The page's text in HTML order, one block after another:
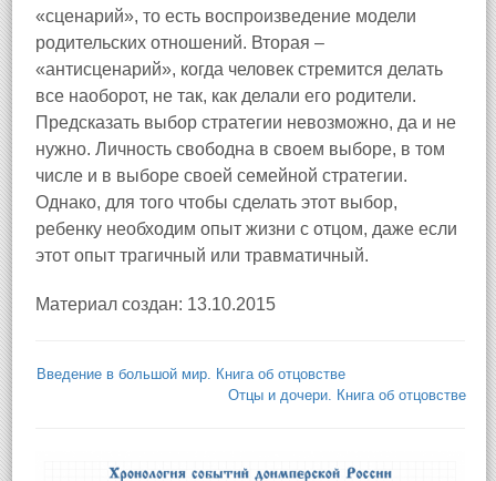
«сценарий», то есть воспроизведение модели
родительских отношений. Вторая –
«антисценарий», когда человек стремится делать
все наоборот, не так, как делали его родители.
Предсказать выбор стратегии невозможно, да и не
нужно. Личность свободна в своем выборе, в том
числе и в выборе своей семейной стратегии.
Однако, для того чтобы сделать этот выбор,
ребенку необходим опыт жизни с отцом, даже если
этот опыт трагичный или травматичный.
Материал создан: 13.10.2015
Введение в большой мир. Книга об отцовстве
Отцы и дочери. Книга об отцовстве